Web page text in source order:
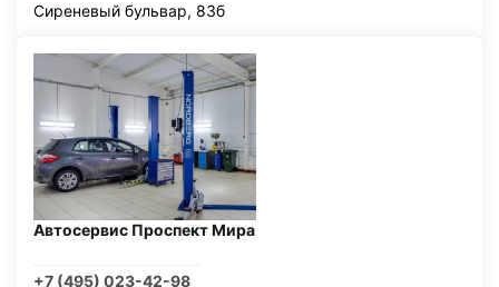
Сиреневый бульвар, 83б
Автосервис Проспект Мира
+7 (495) 023-42-98